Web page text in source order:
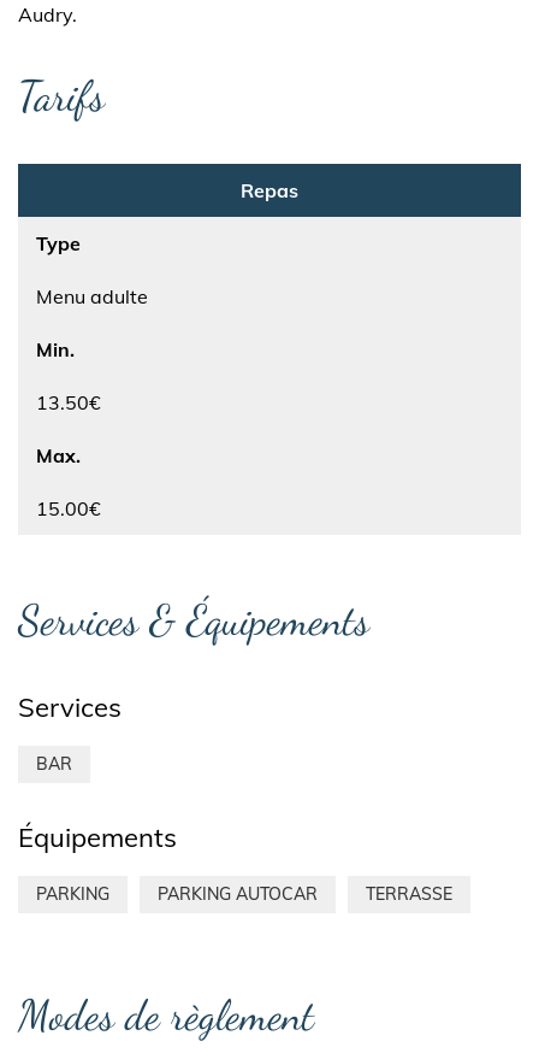
Audry.
Tarifs
Repas
Type
Menu adulte
Min.
13.50€
Max.
15.00€
Services & Équipements
Services
BAR
Équipements
PARKING PARKING AUTOCAR TERRASSE
Modes de règlement